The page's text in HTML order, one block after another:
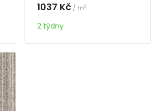
1037 Kč / m2
2 týdny